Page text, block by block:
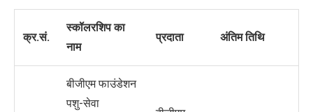
क्र.सं.
स्कॉलरशिप का
नाम
प्रदाता अंतिम तिथि
बीजीएम फाउंडेशन
पशु-सेवा